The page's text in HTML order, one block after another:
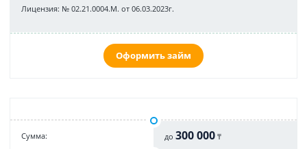
Лицензия: № 02.21.0004.М. от 06.03.2023г.
Оформить займ
Cумма: до 300 000 ₸